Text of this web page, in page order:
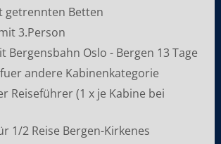
getrennten Betten
3.Person
Bergensbahn Oslo - Bergen 13 Tage
andere Kabinenkategorie
Reiseführer (1 x je Kabine bei
1/2 Reise Bergen-Kirkenes